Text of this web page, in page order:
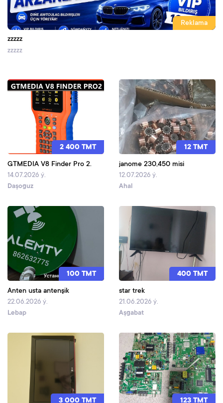
Reklama
zzzzz
zzzzz
2 400 TMT
GTMEDIA V8 Finder Pro 2.
14.07.2026 ý.
Daşoguz
12 TMT
janome 230,450 misi
12.07.2026 ý.
Ahal
100 TMT
Anten usta antenşik
22.06.2026 ý.
Lebap
400 TMT
star trek
21.06.2026 ý.
Aşgabat
3 000 TMT 123 TMT